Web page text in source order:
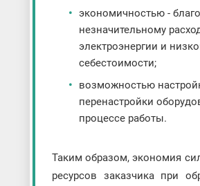
экономичностью -
незначительному
электроэнергии и
себестоимости;
возможностью
перенастройки
процессе работы.
Таким образом, экономия
ресурсов заказчика при